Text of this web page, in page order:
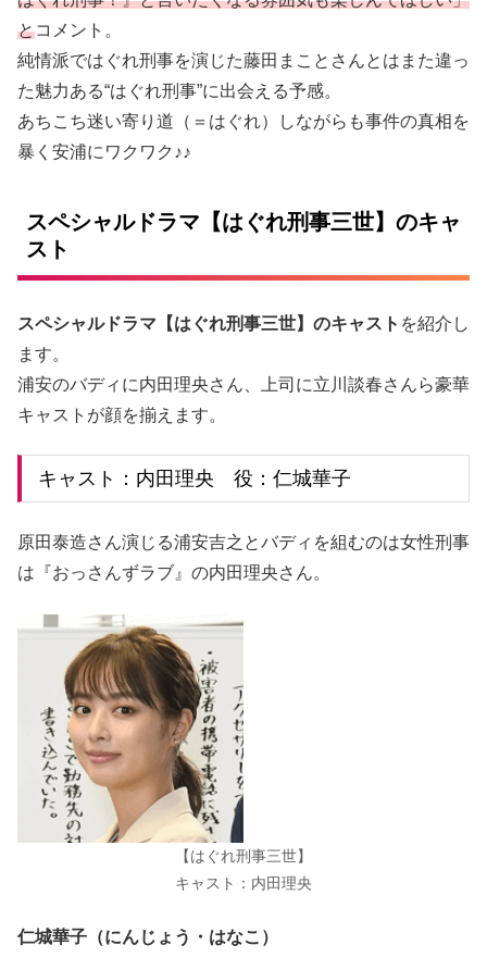
とコメント。
純情派ではぐれ刑事を演じた藤田まことさんとはまた違っ
た魅力ある“はぐれ刑事”に出会える予感。
あちこち迷い寄り道（＝はぐれ）しながらも事件の真相を
暴く安浦にワクワク♪♪
スペシャルドラマ【はぐれ刑事三世】のキャ
スト
スペシャルドラマ【はぐれ刑事三世】のキャスト を紹介し
ます。
浦安のバディに内田理央さん、上司に立川談春さんら豪華
キャストが顔を揃えます。
キャスト：内田理央 役：仁城華子
原田泰造さん演じる浦安吉之とバディを組むのは女性刑事
は『おっさんずラブ』の内田理央さん。
【はぐれ刑事三世】
キャスト：内田理央
仁城華子（にんじょう・はなこ）